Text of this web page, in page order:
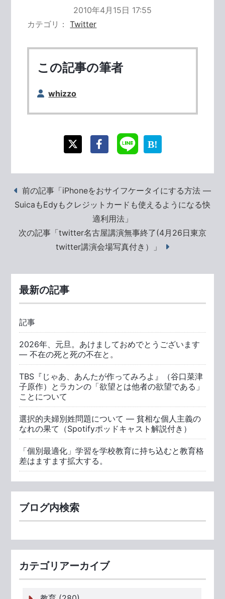
2010年4月15日 17:55
カテゴリ
Twitter
この記事の筆者
whizzo
前の記事「iPhoneをおサイフケータイにする方法 ―
SuicaもEdyもクレジットカードも使えるようになる快
適利用法」
次の記事「twitter名古屋講演無事終了(4月26日東京
twitter講演会場写真付き）」
最新の記事
記事
2026年、元旦。あけましておめでとうございます
― 不在の死と死の不在と。
TBS『じゃあ、あんたが作ってみろよ』（谷口菜津
子原作）とラカンの「欲望とは他者の欲望である」
ことについて
選択的夫婦別姓問題について ― 貧相な個人主義の
なれの果て（Spotifyポッドキャスト解説付き）
「個別最適化」学習を学校教育に持ち込むと教育格
差はますます拡大する。
ブログ内検索
カテゴリアーカイブ